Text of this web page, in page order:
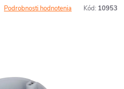
Podrobnosti hodnotenia Kód: 10953